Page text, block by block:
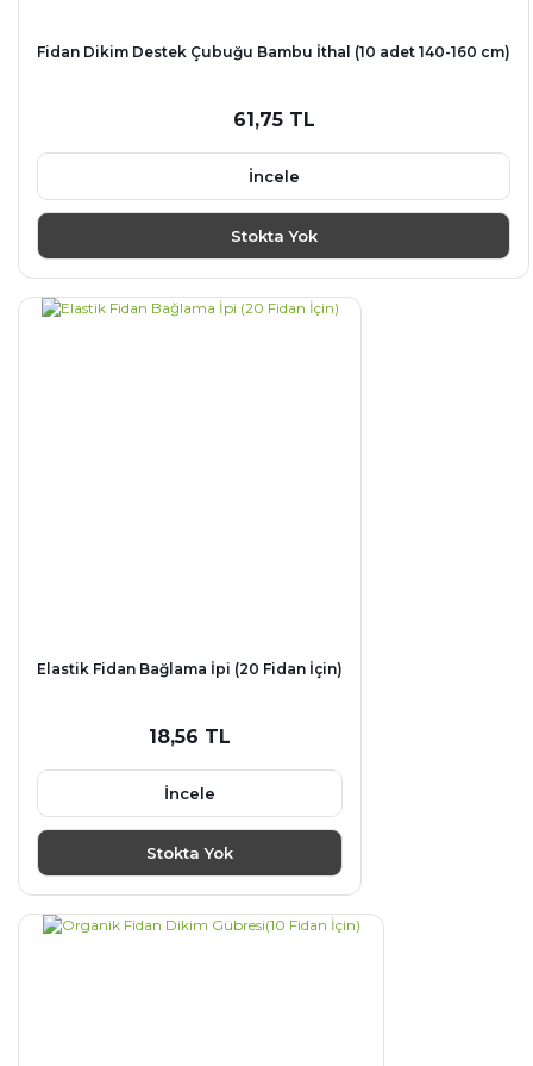
Fidan Dikim Destek Çubuğu Bambu İthal (10 adet 140-160 cm)
61,75 TL
İncele
Stokta Yok
Elastik Fidan Bağlama İpi (20 Fidan İçin)
18,56 TL
İncele
Stokta Yok